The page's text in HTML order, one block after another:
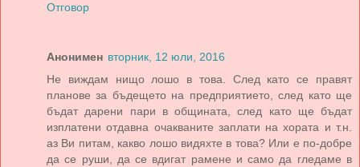
Отговор
Анонимен вторник, 12 юли, 2016
Не виждам нищо лошо в това. След като се правят
планове за бъдещето на предприятието, след като ще
бъдат дарени пари в общината, след като ще бъдат
изплатени отдавна очакваните заплати на хората и т.н.
аз Ви питам, какво лошо видяхте в това? Или е по-добре
да се руши, да се вдигат рамене и само да гледаме в